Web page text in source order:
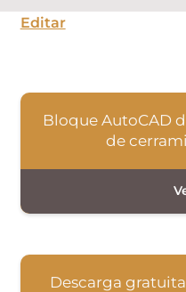
Editar
Bloque AutoCAD
de
Descarga